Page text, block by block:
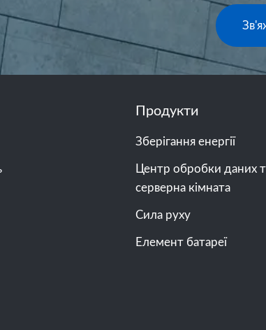
Продукти
Зберігання енергії
Центр обробки даних
серверна кімната
Сила руху
Елемент батареї